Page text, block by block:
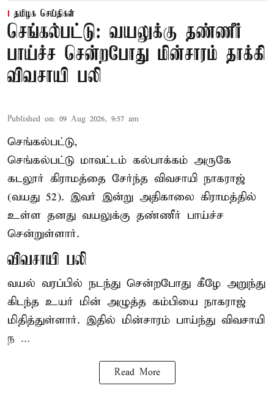
தமிழக செய்திகள்
செங்கல்பட்டு: வயலுக்கு தண்ணீர்
பாய்ச்ச சென்றபோது மின்சாரம் தாக்கி
விவசாயி பலி
Published on: 09 Aug 2026, 9:57 am
செங்கல்பட்டு,
செங்கல்பட்டு மாவட்டம் கல்பாக்கம் அருகே
கடலூர் கிராமத்தை சேர்ந்த விவசாயி நாகராஜ்
(வயது 52). இவர் இன்று அதிகாலை கிராமத்தில்
உள்ள தனது வயலுக்கு தண்ணீர் பாய்ச்ச
சென்றுள்ளார்.
விவசாயி பலி
வயல் வரப்பில் நடந்து சென்றபோது கீழே அறுந்து
கிடந்த உயர் மின் அழுத்த கம்பியை நாகராஜ்
மிதித்துள்ளார். இதில் மின்சாரம் பாய்ந்து விவசாயி
ந ...
Read More